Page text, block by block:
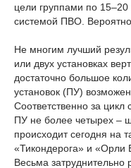
цели группами по
системой ПВО.
Не многим лучший
или двух установках
достаточно большое
установок (ПУ)
Соответственно за
ПУ не более четырех –
происходит сегодня на
«Тикондерога» и «Орли
Весьма затруднительно